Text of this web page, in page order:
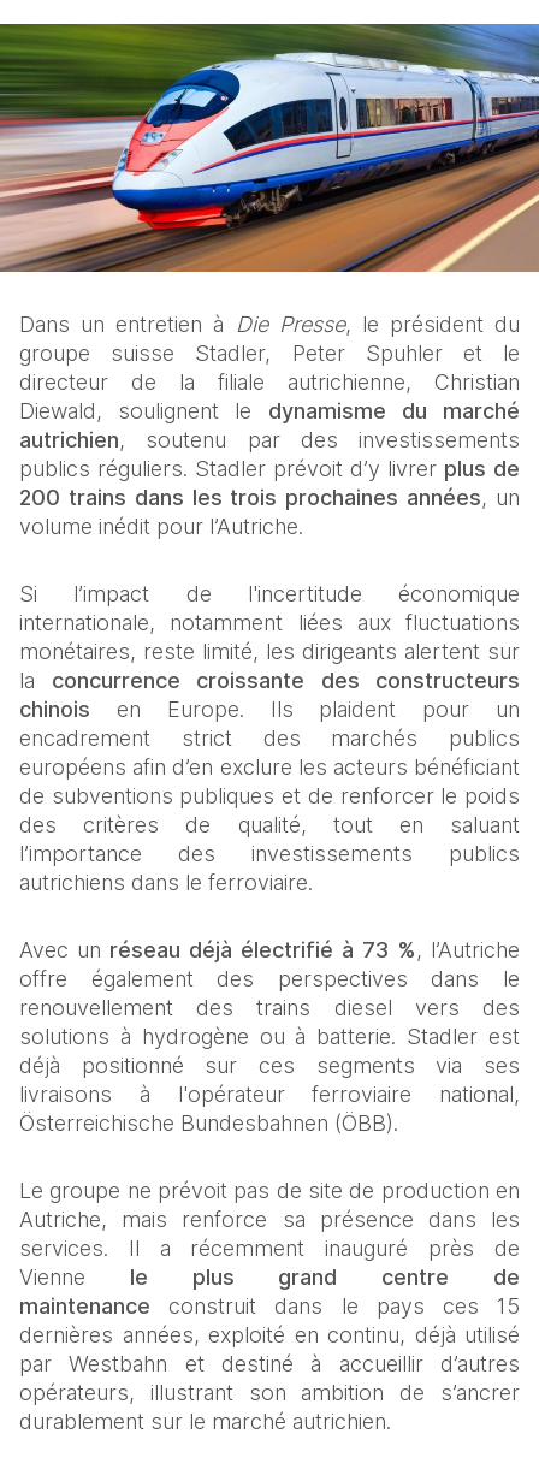
Dans un entretien à Die Presse, le président du
groupe suisse Stadler, Peter Spuhler et le
directeur de la filiale autrichienne, Christian
Diewald, soulignent le dynamisme du marché
autrichien, soutenu par des investissements
publics réguliers. Stadler prévoit d’y livrer plus de
200 trains dans les trois prochaines années, un
volume inédit pour l’Autriche.
Si l’impact de l'incertitude économique
internationale, notamment liées aux fluctuations
monétaires, reste limité, les dirigeants alertent sur
la concurrence croissante des constructeurs
chinois en Europe. Ils plaident pour un
encadrement strict des marchés publics
européens afin d’en exclure les acteurs bénéficiant
de subventions publiques et de renforcer le poids
des critères de qualité, tout en saluant
l’importance des investissements publics
autrichiens dans le ferroviaire.
Avec un réseau déjà électrifié à 73 %, l’Autriche
offre également des perspectives dans le
renouvellement des trains diesel vers des
solutions à hydrogène ou à batterie. Stadler est
déjà positionné sur ces segments via ses
livraisons à l'opérateur ferroviaire national,
Österreichische Bundesbahnen (ÖBB).
Le groupe ne prévoit pas de site de production en
Autriche, mais renforce sa présence dans les
services. Il a récemment inauguré près de
Vienne le plus grand centre de
maintenance construit dans le pays ces 15
dernières années, exploité en continu, déjà utilisé
par Westbahn et destiné à accueillir d’autres
opérateurs, illustrant son ambition de s’ancrer
durablement sur le marché autrichien.